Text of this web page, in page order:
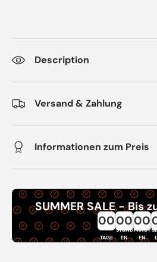
Description
Versand & Zahlung
Informationen zum Preis
SUMMER SALE - Bis
00
TAGE
00
STUND
EN
00
MINUT
EN